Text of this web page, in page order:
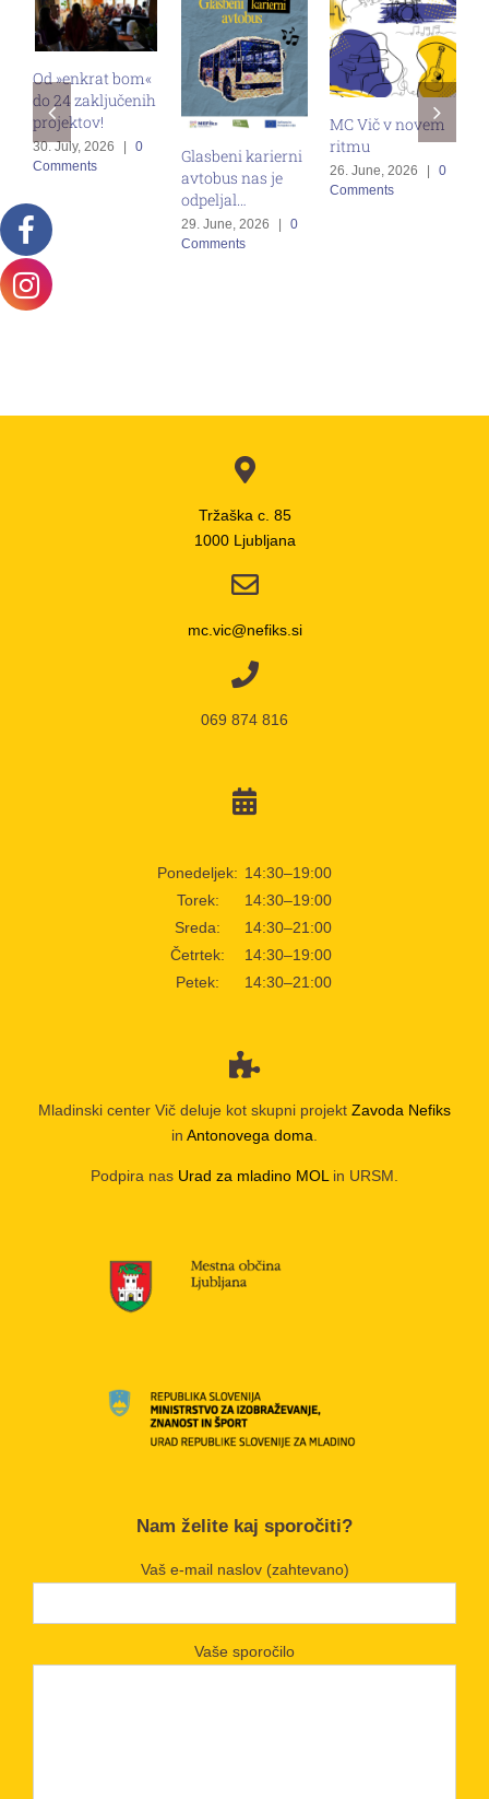
Od »enkrat bom«
do 24 zaključenih
projektov!
30. July, 2026
0
Comments
Glasbeni karierni
avtobus nas je
odpeljal…
29. June, 2026 |
0
Comments
MC Vič v novem
ritmu
26. June, 2026 |
0
Comments
Tržaška c. 85
1000 Ljubljana
mc.vic@nefiks.si
069 874 816
Ponedeljek: 14:30–19:00
Torek:
14:30–19:00
Sreda:
14:30–21:00
Četrtek:
14:30–19:00
Petek:
14:30–21:00
Mladinski center Vič deluje kot skupni projekt Zavoda Nefiks
in Antonovega doma
Podpira nas Urad za mladino MOL in URSM.
Nam želite kaj sporočiti?
Vaš e-mail naslov (zahtevano)
Vaše sporočilo